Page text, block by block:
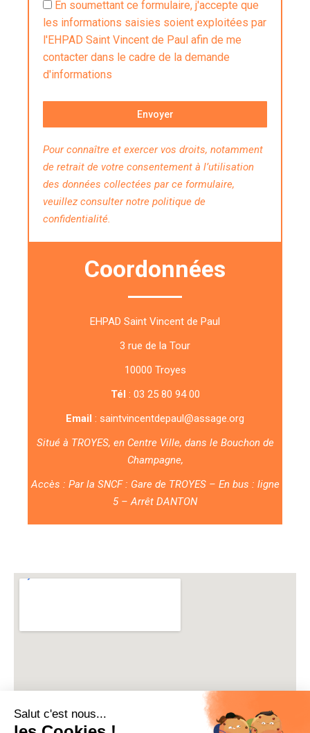
En soumettant ce formulaire, j'accepte que
les informations saisies soient exploitées par
l'EHPAD Saint Vincent de Paul afin de me
contacter dans le cadre de la demande
d'informations
Envoyer
Pour connaître et exercer vos droits, notamment
de retrait de votre consentement à l’utilisation
des données collectées par ce formulaire,
veuillez consulter notre politique de
confidentialité.
Coordonnées
EHPAD Saint Vincent de Paul
3 rue de la Tour
10000 Troyes
Tél : 03 25 80 94 00
Email : saintvincentdepaul@assage.org
Situé à TROYES, en Centre Ville, dans le Bouchon de
Champagne,
Accès : Par la SNCF : Gare de TROYES – En bus : ligne
5 – Arrêt DANTON
Salut c'est nous...